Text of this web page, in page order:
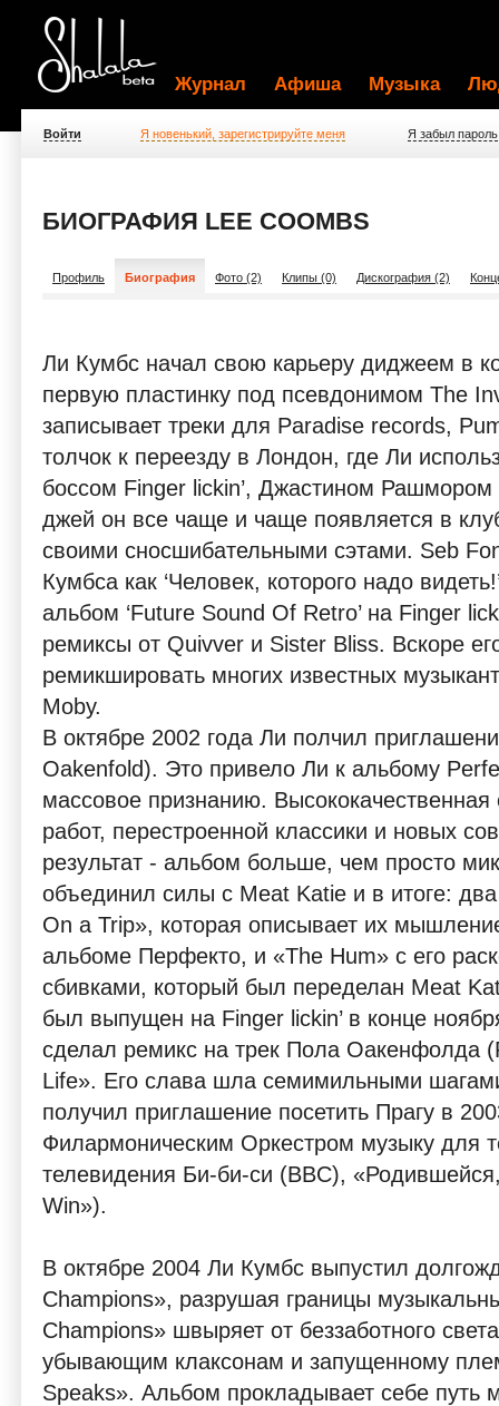
Журнал Афиша Музыка
Войти Я новенький, зарегистрируйте меня Я забыл пароль
БИОГРАФИЯ LEE COOMBS
Профиль Биография Фото (2) Клипы (0) Дискография (2)
Ли Кумбс начал свою карьеру диджеем в
первую пластинку под псевдонимом The
записывает треки для Paradise records,
толчок к переезду в Лондон, где Ли
боссом Finger lickin’, Джастином
джей он все чаще и чаще появляется в
своими сносшибательными сэтами. Seb
Кумбса как ‘Человек, которого надо
альбом ‘Future Sound Of Retro’ на Finger
ремиксы от Quivver и Sister Bliss. Вскоре
ремикшировать многих известных
Moby.
В октябре 2002 года Ли полчил
Oakenfold). Это привело Ли к альбому
массовое признанию. Высококачественная
работ, перестроенной классики и новых
результат - альбом больше, чем просто
объединил силы с Meat Katie и в итоге:
On a Trip», которая описывает их
альбоме Перфекто, и «The Hum» с его
сбивками, который был переделан Meat
был выпущен на Finger lickin’ в конце
сделал ремикс на трек Пола Оакенфолда
Life». Его слава шла семимильными
получил приглашение посетить Прагу в
Филармоническим Оркестром музыку для
телевидения Би-би-си (BBC),
Win»).
В октябре 2004 Ли Кумбс выпустил
Champions», разрушая границы
Champions» швыряет от беззаботного
убывающим клаксонам и запущенному
Speaks». Альбом прокладывает себе путь